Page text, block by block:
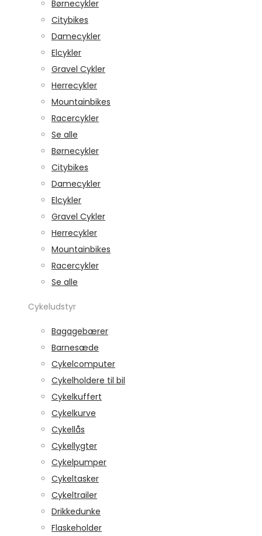
Børnecykler
Citybikes
Damecykler
Elcykler
Gravel Cykler
Herrecykler
Mountainbikes
Racercykler
Se alle
Børnecykler
Citybikes
Damecykler
Elcykler
Gravel Cykler
Herrecykler
Mountainbikes
Racercykler
Se alle
Cykeludstyr
Bagagebærer
Barnesæde
Cykelcomputer
Cykelholdere til bil
Cykelkuffert
Cykelkurve
Cykellås
Cykellygter
Cykelpumper
Cykeltasker
Cykeltrailer
Drikkedunke
Flaskeholder